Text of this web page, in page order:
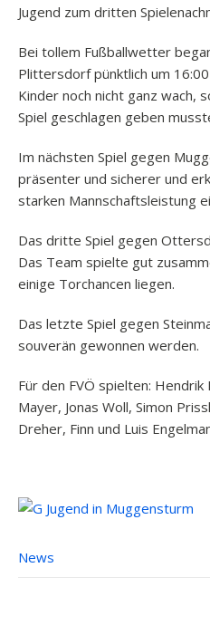
Jugend zum dritten
Bei tollem Fußballwetter
Plittersdorf pünktlich um
Kinder noch nicht ganz wach,
Spiel geschlagen geben
Im nächsten Spiel gegen
präsenter und sicherer und
starken Mannschaftsleistung
Das dritte Spiel gegen
Das Team spielte gut
einige Torchancen liegen.
Das letzte Spiel gegen
souverän gewonnen werden.
Für den FVÖ spielten:
Mayer, Jonas Woll, Simon
Dreher, Finn und Luis
News